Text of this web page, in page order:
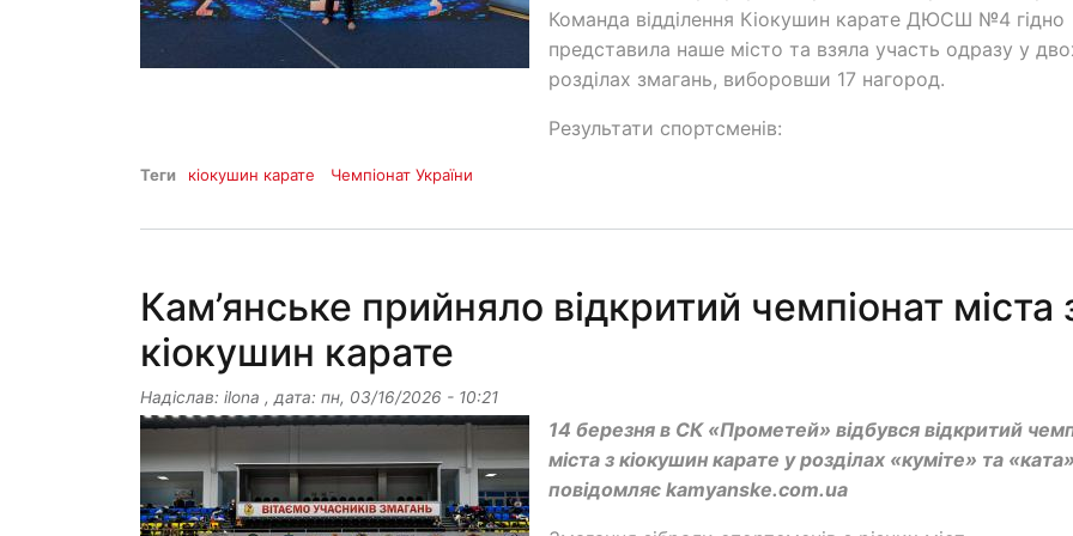
Команда відділення Кіокушин карате ДЮСШ №4 гідно
представила наше місто та взяла участь одразу у
розділах змагань, виборовши 17 нагород.
Результати спортсменів:
Теги кіокушин карате Чемпіонат України
Кам’янське прийняло відкритий чемпіонат міста
кіокушин карате
Надіслав: ilona , дата: пн, 03/16/2026 - 10:21
14 березня в СК «Прометей» відбувся відкритий
міста з кіокушин карате у розділах «куміте» та
повідомляє kamyanske.com.ua